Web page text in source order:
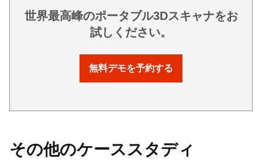
世界最高峰のポータブル3Dスキャナをお
試しください。
無料デモを予約する
その他のケーススタディ